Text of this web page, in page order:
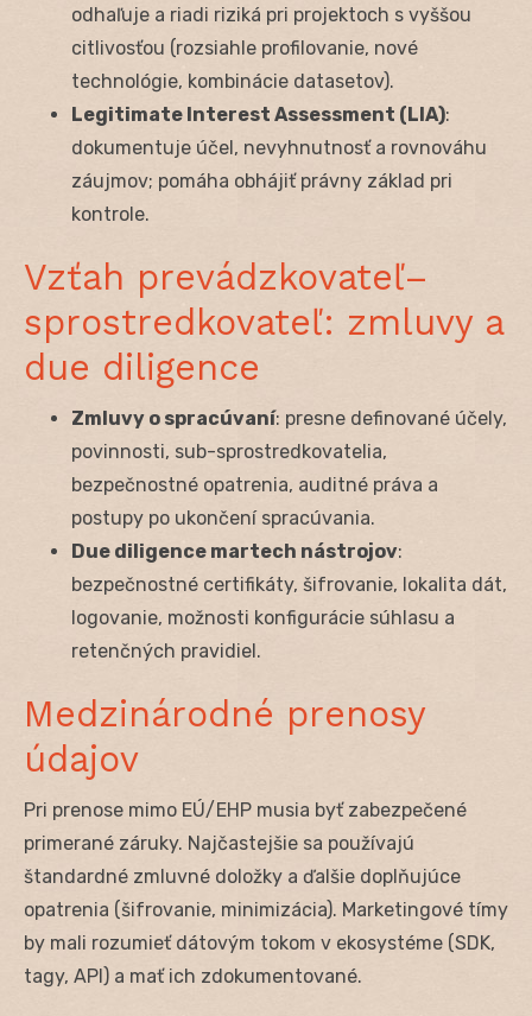
odhaľuje a riadi riziká pri projektoch s vyššou
citlivosťou (rozsiahle profilovanie, nové
technológie, kombinácie datasetov).
Legitimate Interest Assessment (LIA):
dokumentuje účel, nevyhnutnosť a rovnováhu
záujmov; pomáha obhájiť právny základ pri
kontrole.
Vzťah prevádzkovateľ–
sprostredkovateľ: zmluvy a
due diligence
Zmluvy o spracúvaní: presne definované účely,
povinnosti, sub-sprostredkovatelia,
bezpečnostné opatrenia, auditné práva a
postupy po ukončení spracúvania.
Due diligence martech nástrojov:
bezpečnostné certifikáty, šifrovanie, lokalita dát,
logovanie, možnosti konfigurácie súhlasu a
retenčných pravidiel.
Medzinárodné prenosy
údajov
Pri prenose mimo EÚ/EHP musia byť zabezpečené
primerané záruky. Najčastejšie sa používajú
štandardné zmluvné doložky a ďalšie doplňujúce
opatrenia (šifrovanie, minimizácia). Marketingové tímy
by mali rozumieť dátovým tokom v ekosystéme (SDK,
tagy, API) a mať ich zdokumentované.